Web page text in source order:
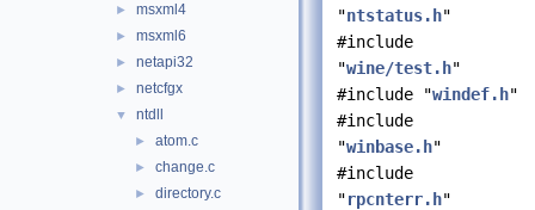
► msxml4
► msxml6
► netapi32
► netcfgx
▼ ntdll
► atom.c
► change.c
► directory.c
"ntstatus.h"
#include
"wine/test.h"
#include "windef.h"
#include
"winbase.h"
#include
"rpcnterr.h"